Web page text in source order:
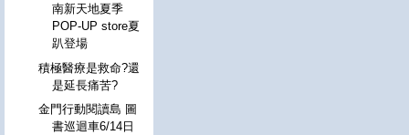
南新天地夏季
POP-UP store夏
趴登場
積極醫療是救命?還
是延長痛苦?
金門行動閱讀島 圖
書巡迴車6/14日